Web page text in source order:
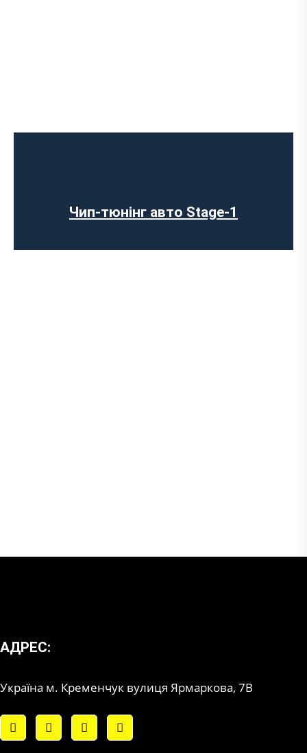
Чип-тюнінг авто Stage-1
АДРЕС:
Україна м. Кременчук вулиця Ярмаркова, 7В